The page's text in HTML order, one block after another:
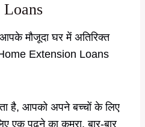
मौजूदा घर में अतिरिक्त
Extension Loans
है, आपको अपने बच्चों के लिए
एक पढ़ने का कमरा, बार-बार